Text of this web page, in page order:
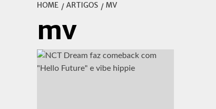
HOME ARTIGOS MV
mv